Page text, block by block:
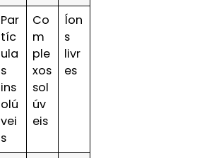
Par
tíc
ula
s
ins
olú
vei
s
Co
m
ple
xos
sol
úv
eis
Íon
s
livr
es